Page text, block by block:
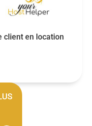
client en location